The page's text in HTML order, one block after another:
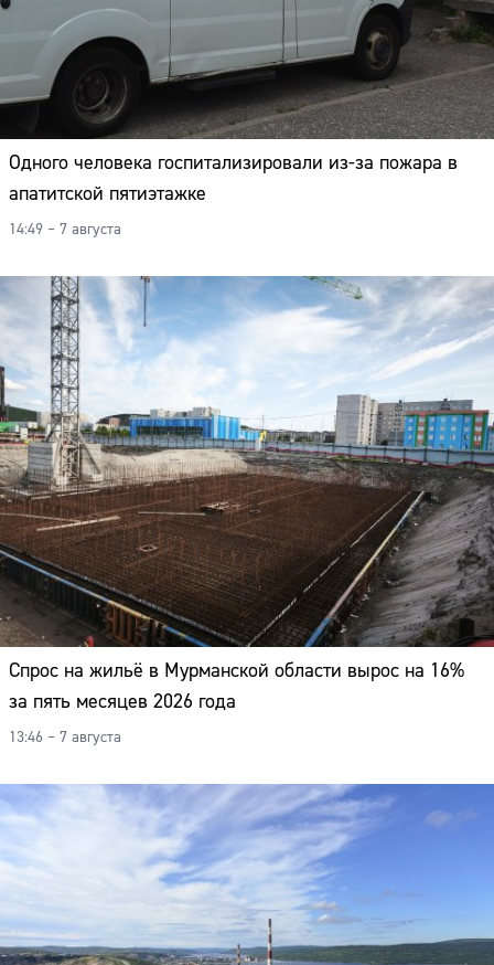
Одного человека госпитализировали из-за пожара в
апатитской пятиэтажке
14:49 – 7 августа
Спрос на жильё в Мурманской области вырос на 16%
за пять месяцев 2026 года
13:46 – 7 августа